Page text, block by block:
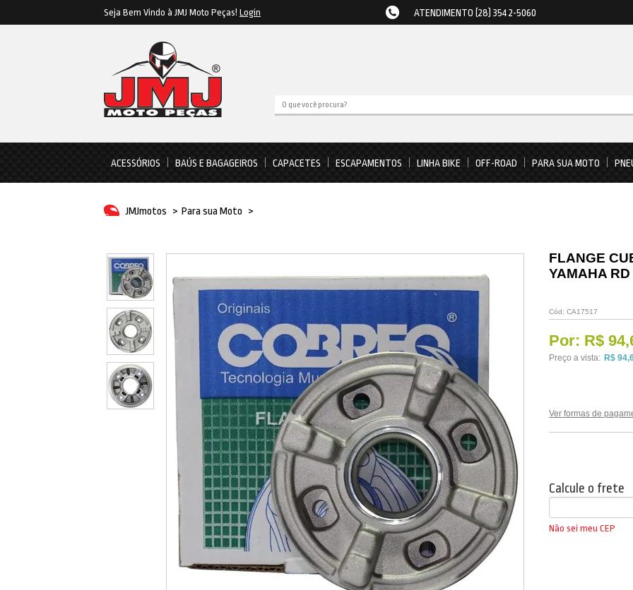
Seja Bem Vindo à JMJ Moto Peças! Login ATENDIMENTO (28) 3542-5060
ACESSÓRIOS BAÚS E BAGAGEIROS CAPACETES ESCAPAMENTOS LINHA BIKE OFF-ROAD PARA SUA MOTO
JMJmotos > Para sua Moto >
FLANGE
YAMAHA
Cód: CA17517
Por: R$
Preço a vista: R$
Ver formas de
Calcule o frete
Não sei meu CEP